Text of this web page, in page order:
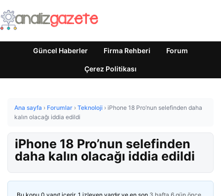
Güncel Haberler Firma Rehberi Forum
Çerez Politikası
Ana sayfa › Forumlar › Teknoloji › iPhone 18 Pro’nun selefinden daha
kalın olacağı iddia edildi
iPhone 18 Pro’nun selefinden
daha kalın olacağı iddia edildi